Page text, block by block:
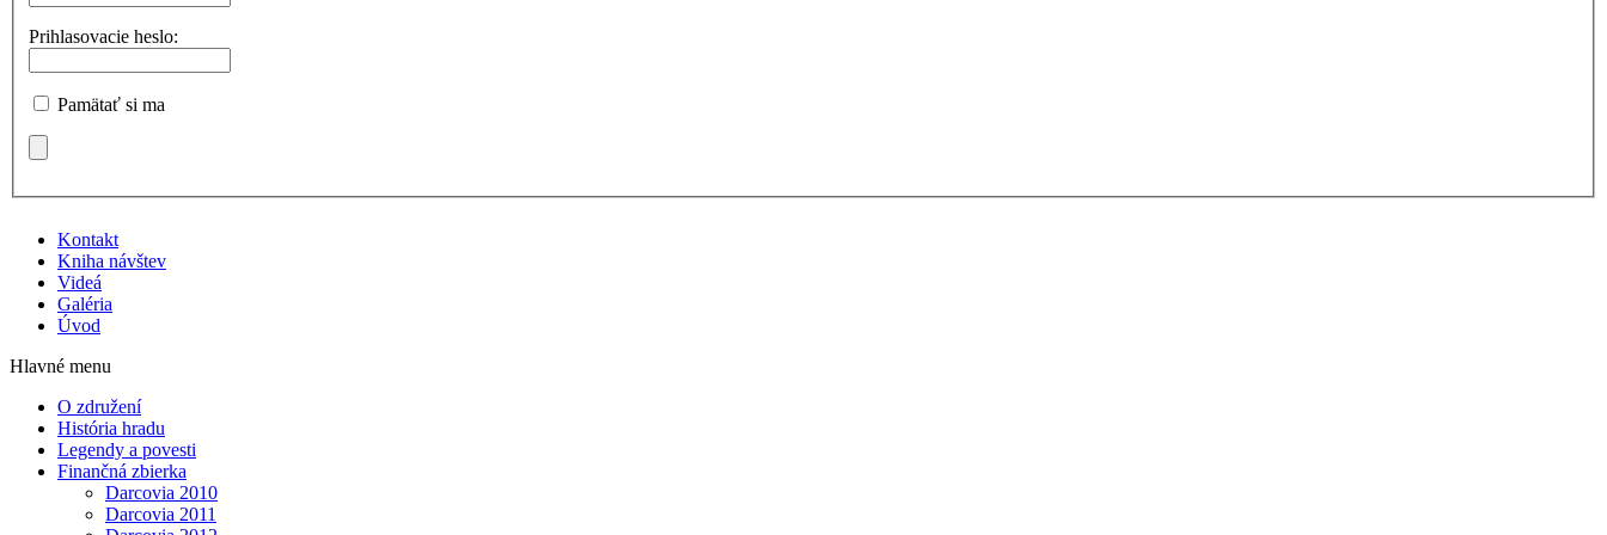
Prihlasovacie heslo:
Pamätať si ma
Kontakt
Kniha návštev
Videá
Galéria
Úvod
Hlavné menu
O združení
História hradu
Legendy a povesti
Finančná zbierka
Darcovia 2010
Darcovia 2011